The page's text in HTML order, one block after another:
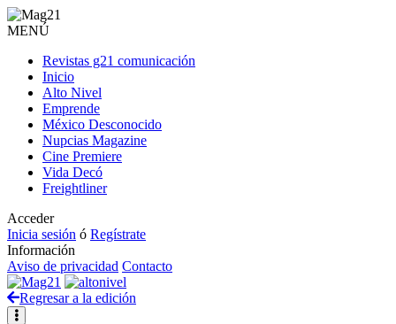
MENÚ
Revistas g21 comunicación
Inicio
Alto Nivel
Emprende
México Desconocido
Nupcias Magazine
Cine Premiere
Vida Decó
Freightliner
Acceder
Inicia sesión ó Regístrate
Información
Aviso de privacidad Contacto
Regresar a la edición